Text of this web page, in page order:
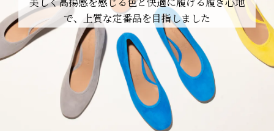
で、上質な定番品を目指しました